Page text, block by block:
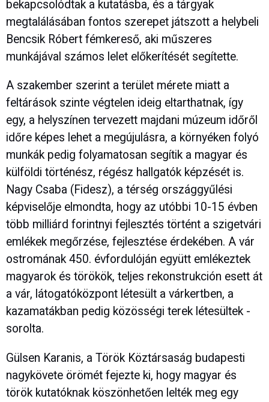
bekapcsolódtak a kutatásba, és a tárgyak
megtalálásában fontos szerepet játszott a helybeli
Bencsik Róbert fémkereső, aki műszeres
munkájával számos lelet előkerítését segítette.
A szakember szerint a terület mérete miatt a
feltárások szinte végtelen ideig eltarthatnak, így
egy, a helyszínen tervezett majdani múzeum időről
időre képes lehet a megújulásra, a környéken folyó
munkák pedig folyamatosan segítik a magyar és
külföldi történész, régész hallgatók képzését is.
Nagy Csaba (Fidesz), a térség országgyűlési
képviselője elmondta, hogy az utóbbi 10-15 évben
több milliárd forintnyi fejlesztés történt a szigetvári
emlékek megőrzése, fejlesztése érdekében. A vár
ostromának 450. évfordulóján együtt emlékeztek
magyarok és törökök, teljes rekonstrukción esett át
a vár, látogatóközpont létesült a várkertben, a
kazamatákban pedig közösségi terek létesültek -
sorolta.
Gülsen Karanis, a Török Köztársaság budapesti
nagykövete örömét fejezte ki, hogy magyar és
török kutatóknak köszönhetően lelték meg egy